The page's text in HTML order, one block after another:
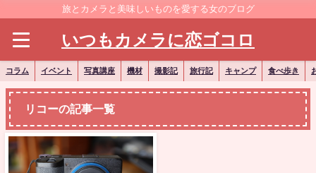
旅とカメラと美味しいものを愛する女のブログ
いつもカメラに恋ゴコロ
コラム イベント 写真講座 機材 撮影記 旅行記 キャンプ 食べ歩き
リコーの記事一覧